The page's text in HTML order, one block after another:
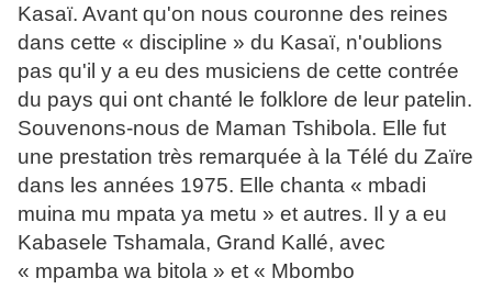
Kasaï. Avant qu'on nous couronne des reines
dans cette « discipline » du Kasaï, n'oublions
pas qu'il y a eu des musiciens de cette contrée
du pays qui ont chanté le folklore de leur patelin.
Souvenons-nous de Maman Tshibola. Elle fut
une prestation très remarquée à la Télé du Zaïre
dans les années 1975. Elle chanta « mbadi
muina mu mpata ya metu » et autres. Il y a eu
Kabasele Tshamala, Grand Kallé, avec
« mpamba wa bitola » et « Mbombo